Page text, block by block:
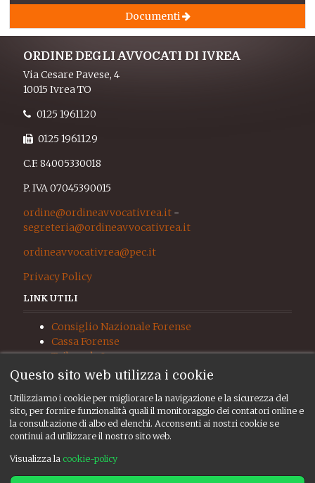
Documenti
ORDINE DEGLI AVVOCATI DI IVREA
Via Cesare Pavese, 4
10015 Ivrea TO
0125 1961120
0125 1961129
C.F. 84005330018
P. IVA 07045390015
ordine@ordineavvocativrea.it -
segreteria@ordineavvocativrea.it
ordineavvocativrea@pec.it
Privacy Policy
LINK UTILI
Consiglio Nazionale Forense
Cassa Forense
Tribunale Ivrea
Procura Ivrea
UNEP
RISORSE
Consiglio
Questo sito web utilizza i cookie
Utilizziamo i cookie per migliorare la navigazione e la sicurezza del
sito, per fornire funzionalità quali il monitoraggio dei contatori online e
la consultazione di albo ed elenchi. Acconsenti ai nostri cookie se
continui ad utilizzare il nostro sito web.
Visualizza la cookie-policy